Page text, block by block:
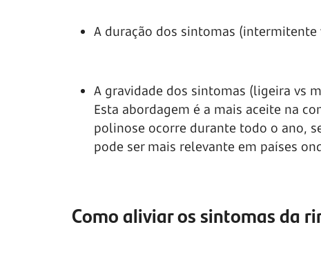
A duração dos sintomas (intermitente
A gravidade dos sintomas (ligeira vs
Esta abordagem é a mais aceite na
polinose ocorre durante todo o ano,
pode ser mais relevante em países
Como aliviar os sintomas da